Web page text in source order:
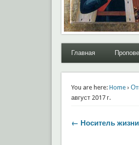
Главная
You are here: Home›
август 2017 г.
← Носитель